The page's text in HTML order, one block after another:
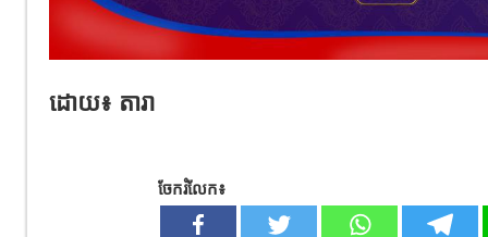
ដោយ​៖ តារា​
ចែករំលែក៖